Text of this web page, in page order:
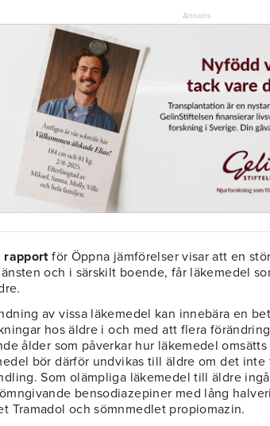
Annons
rapportför Öppna jämförelser visar att en
och i särskilt boende, får läkemedel
av vissa läkemedel kan innebära en
hos äldre i och med att flera
ålder som påverkar hur läkemedel omsätts
bör därför undvikas till äldre om det inte
Som olämpliga läkemedel till äldre
bensodiazepiner med lång
Tramadol och sömnmedlet propiomazin.